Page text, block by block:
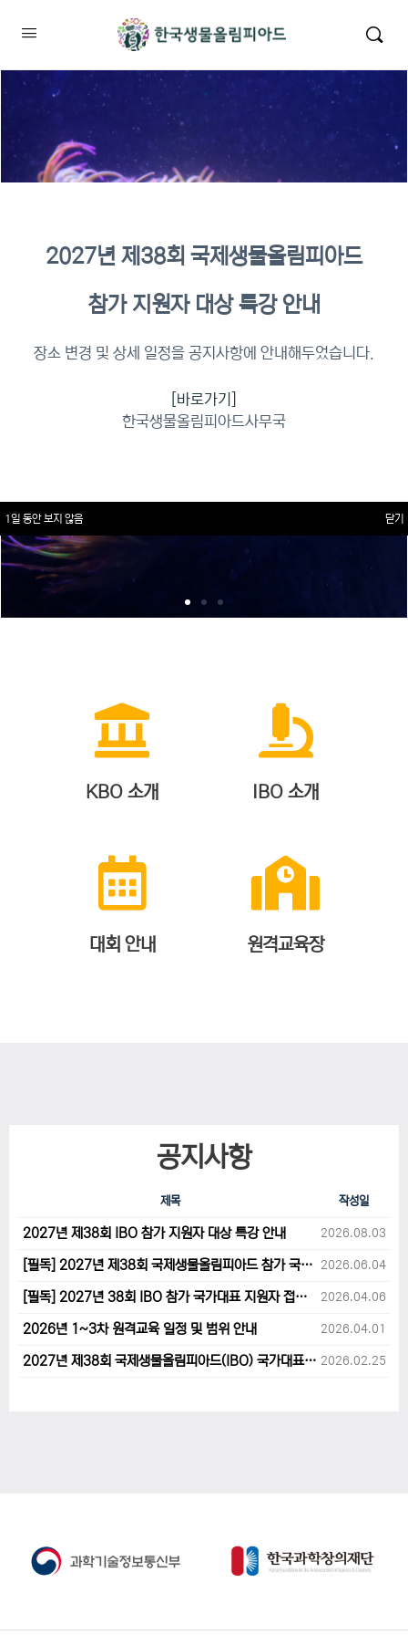
이수증명서 확인 바로가기
KBO 소개 IBO 소개
대회 안내 원격교육장
공지사항
제목 작성일
2027년 제38회 IBO 참가 지원자 대상 특강 안내 2026.08.03
[필독] 2027년 제38회 국제생물올림피아드 참가 국가대표 1차후보자 선발고사 범위 및 일정 안내 2026.06.04
[필독] 2027년 38회 IBO 참가 국가대표 지원자 접수 마감 및 원격교육 관련 공지사항 안내입니다. 2026.04.06
2026년 1~3차 원격교육 일정 및 범위 안내 2026.04.01
2027년 제38회 국제생물올림피아드(IBO) 국가대표 후보자 지원 안내 2026.02.25
2027년 제38회 국제생물올림피아드
참가 지원자 대상 특강 안내
장소 변경 및 상세 일정을 공지사항에 안내해두었습니다.
[바로가기]
한국생물올림피아드사무국
1일 동안 보지 않음 닫기